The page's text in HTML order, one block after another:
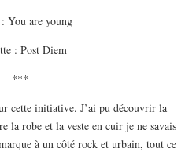
You are young
: Post Diem
***
cette initiative. J’ai pu découvrir la
la robe et la veste en cuir je ne savais
à un côté rock et urbain, tout ce